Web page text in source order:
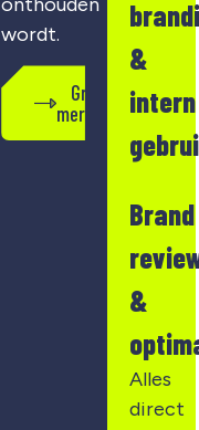
wordt.
Gratis
merkscan
&
intern
Brand
&
Alles
direct